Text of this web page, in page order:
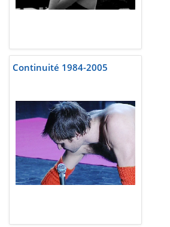
Continuité 1984-2005